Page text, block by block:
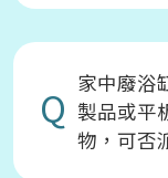
Q 家中廢浴
製品或平
物，可否